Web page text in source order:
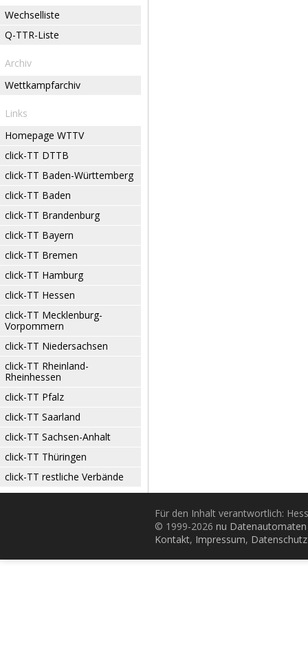
Wechselliste
Q-TTR-Liste
Archiv
Wettkampfarchiv
Links
Homepage WTTV
click-TT DTTB
click-TT Baden-Württemberg
click-TT Baden
click-TT Brandenburg
click-TT Bayern
click-TT Bremen
click-TT Hamburg
click-TT Hessen
click-TT Mecklenburg-
Vorpommern
click-TT Niedersachsen
click-TT Rheinland-
Rheinhessen
click-TT Pfalz
click-TT Saarland
click-TT Sachsen-Anhalt
click-TT Thüringen
click-TT restliche Verbände
Für den Inhalt verantwortlich:
© 1999-2026 nu
Kontakt, Impressum, Datenschutz